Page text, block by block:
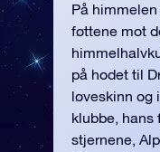
På
føttene mot
på hodet til
løveskinn og
klubbe, hans
stjernene,